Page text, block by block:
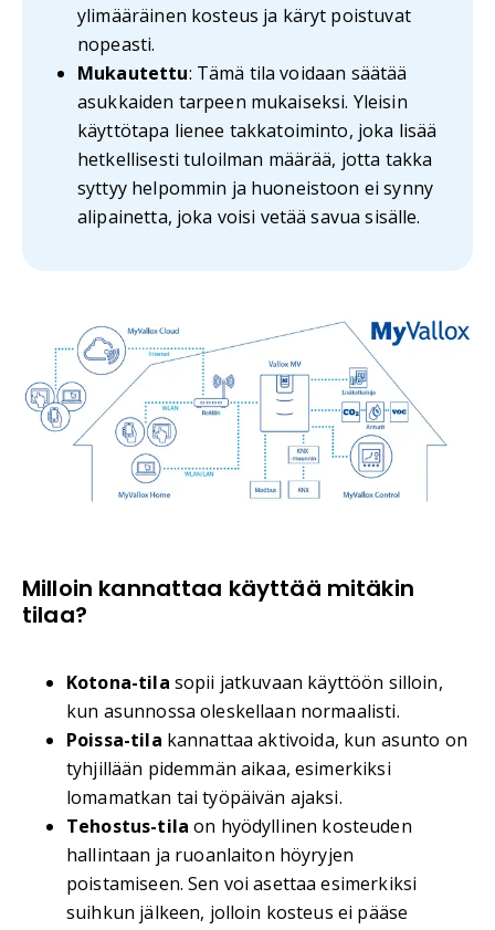
ylimääräinen kosteus ja käryt poistuvat
nopeasti.
Mukautettu: Tämä tila voidaan säätää
asukkaiden tarpeen mukaiseksi. Yleisin
käyttötapa lienee takkatoiminto, joka lisää
hetkellisesti tuloilman määrää, jotta takka
syttyy helpommin ja huoneistoon ei synny
alipainetta, joka voisi vetää savua sisälle.
Milloin kannattaa käyttää mitäkin
tilaa?
Kotona-tila sopii jatkuvaan käyttöön silloin,
kun asunnossa oleskellaan normaalisti.
Poissa-tila kannattaa aktivoida, kun asunto on
tyhjillään pidemmän aikaa, esimerkiksi
lomamatkan tai työpäivän ajaksi.
Tehostus-tila on hyödyllinen kosteuden
hallintaan ja ruoanlaiton höyryjen
poistamiseen. Sen voi asettaa esimerkiksi
suihkun jälkeen, jolloin kosteus ei pääse